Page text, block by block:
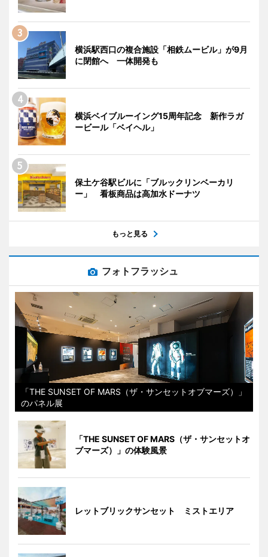
横浜駅西口の複合施設「相鉄ムービル」が9月
に閉館へ 一体開発も
横浜ベイブルーイング15周年記念 新作ラガ
ービール「ベイヘル」
保土ケ谷駅ビルに「ブルックリンベーカリ
ー」 看板商品は高加水ドーナツ
もっと見る
フォトフラッシュ
「THE SUNSET OF MARS（ザ・サンセットオブマーズ）」
のパネル展
「THE SUNSET OF MARS（ザ・サンセットオ
ブマーズ）」の体験風景
レットブリックサンセット ミストエリア